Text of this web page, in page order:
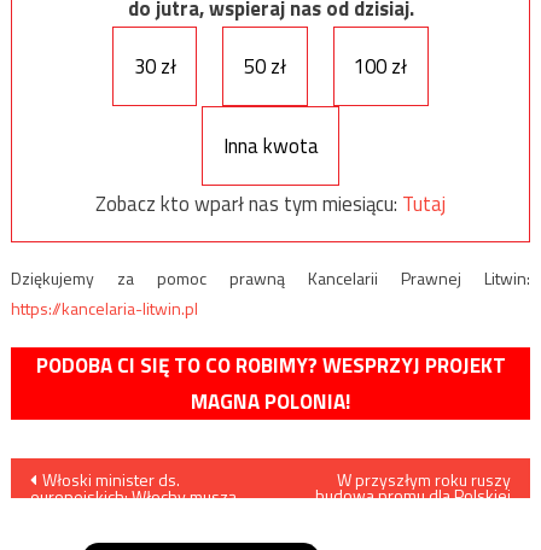
do jutra, wspieraj nas od dzisiaj.
30 zł
50 zł 100 zł
Inna kwota
Zobacz kto wparł nas tym miesiącu: Tutaj
Dziękujemy za pomoc prawną Kancelarii Prawnej Litwin:
https://kancelaria-litwin.pl
PODOBA CI SIĘ TO CO ROBIMY? WESPRZYJ PROJEKT
MAGNA POLONIA!
Nawigacja
wpisu
Włoski minister ds.
europejskich: Włochy muszą
W przyszłym roku ruszy
budowa promu dla Polskiej